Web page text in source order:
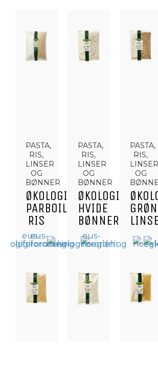
PASTA,
RIS,
LINSER
OG
BØNNER
ØKOLOGISKE
PARBOILED
RIS
PASTA,
RIS,
LINSER
OG
BØNNER
ØKOLOGISKE
HVIDE
BØNNER
PASTA,
RIS,
LINSER
OG